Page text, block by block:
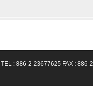
: 886-2-23677625 FAX : 886-